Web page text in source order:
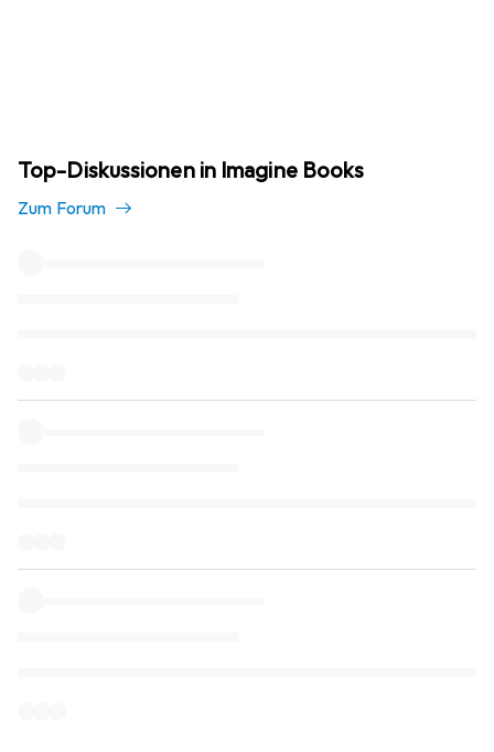
Top-Diskussionen in Imagine Books
Zum Forum